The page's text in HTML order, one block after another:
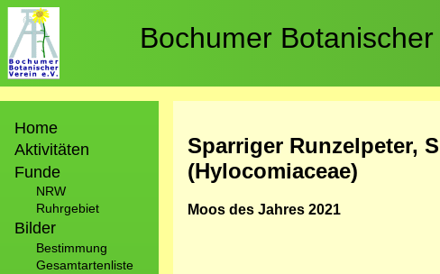
Direkt
zum
Inhalt
Bochumer Botanischer
Home
Aktivitäten
Funde
NRW
Ruhrgebiet
Bilder
Bestimmung
Gesamtartenliste
Sparriger Runzelpeter,
(Hylocomiaceae)
Moos des Jahres 2021